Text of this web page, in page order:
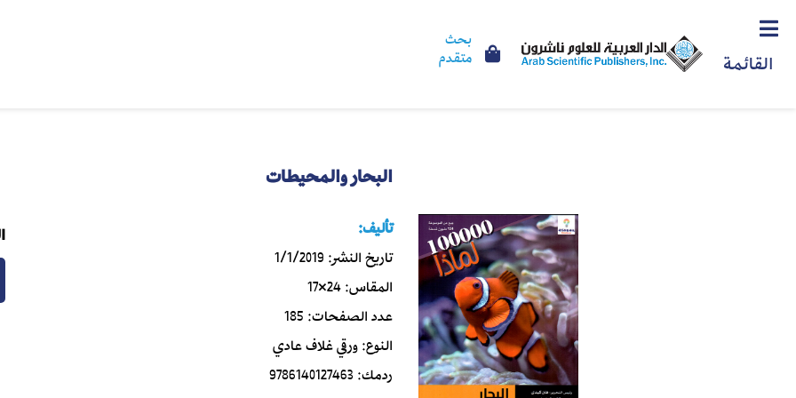
القائمة
بحث
متقدم
البحار والمحيطات
تأليف:
تاريخ النشر:1/1/2019
المقاس:24×17
عدد الصفحات:185
النوع:ورقي غلاف عادي
ردمك:9786140127463